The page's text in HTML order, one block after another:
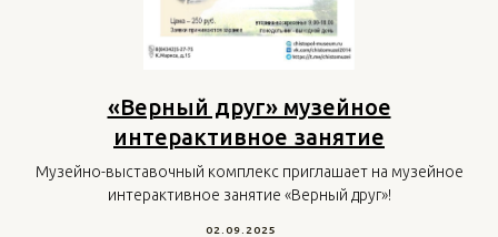
«Верный друг» музейное
интерактивное занятие
Музейно-выставочный комплекс приглашает на музейное
интерактивное занятие «Верный друг»!
02.09.2025